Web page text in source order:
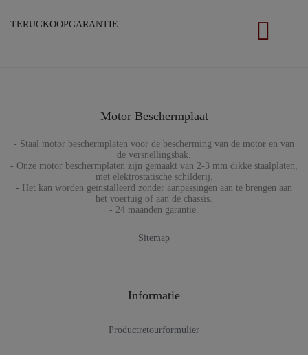
TERUGKOOPGARANTIE
Motor Beschermplaat
- Staal motor beschermplaten voor de bescherming van de motor en van
de versnellingsbak.
- Onze motor beschermplaten zijn gemaakt van 2-3 mm dikke staalplaten,
met elektrostatische schilderij.
- Het kan worden geïnstalleerd zonder aanpassingen aan te brengen aan
het voertuig of aan de chassis.
- 24 maanden garantie.
Sitemap
Informatie
Productretourformulier